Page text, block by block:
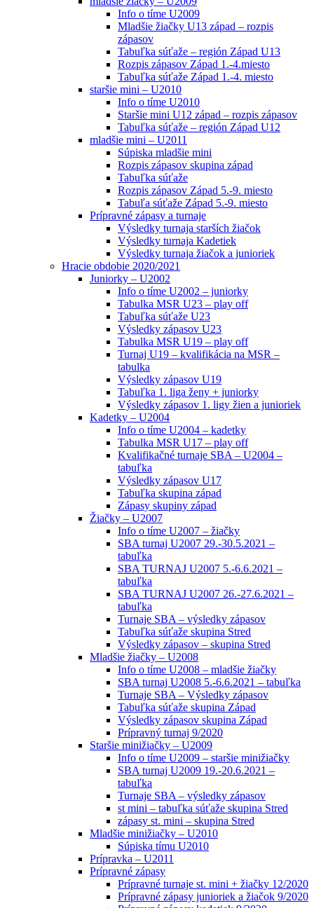
Info o tíme U2009
Mladšie žiačky U13 západ – rozpis
zápasov
Tabuľka súťaže – región Západ U13
Rozpis zápasov Západ 1.-4.miesto
Tabuľka súťaže Západ 1.-4. miesto
staršie mini – U2010
Info o tíme U2010
Staršie mini U12 západ – rozpis zápasov
Tabuľka súťaže – región Západ U12
mladšie mini – U2011
Súpiska mladšie mini
Rozpis zápasov skupina západ
Tabuľka súťaže
Rozpis zápasov Západ 5.-9. miesto
Tabuľa súťaže Západ 5.-9. miesto
Prípravné zápasy a turnaje
Výsledky turnaja starších žiačok
Výsledky turnaja Kadetiek
Výsledky turnaja žiačok a junioriek
Hracie obdobie 2020/2021
Juniorky – U2002
Info o tíme U2002 – juniorky
Tabulka MSR U23 – play off
Tabuľka súťaže U23
Výsledky zápasov U23
Tabulka MSR U19 – play off
Turnaj U19 – kvalifikácia na MSR –
tabulka
Výsledky zápasov U19
Tabuľka 1. liga ženy + juniorky
Výsledky zápasov 1. ligy žien a junioriek
Kadetky – U2004
Info o tíme U2004 – kadetky
Tabulka MSR U17 – play off
Kvalifikačné turnaje SBA – U2004 –
tabuľka
Výsledky zápasov U17
Tabuľka skupina západ
Zápasy skupiny západ
Žiačky – U2007
Info o tíme U2007 – žiačky
SBA turnaj U2007 29.-30.5.2021 –
tabuľka
SBA TURNAJ U2007 5.-6.6.2021 –
tabuľka
SBA TURNAJ U2007 26.-27.6.2021 –
tabuľka
Turnaje SBA – výsledky zápasov
Tabuľka súťaže skupina Stred
Výsledky zápasov – skupina Stred
Mladšie žiačky – U2008
Info o tíme U2008 – mladšie žiačky
SBA turnaj U2008 5.-6.6.2021 – tabuľka
Turnaje SBA – Výsledky zápasov
Tabuľka súťaže skupina Západ
Výsledky zápasov skupina Západ
Prípravný turnaj 9/2020
Staršie minižiačky – U2009
Info o tíme U2009 – staršie minižiačky
SBA turnaj U2009 19.-20.6.2021 –
tabuľka
Turnaje SBA – výsledky zápasov
st mini – tabuľka súťaže skupina Stred
zápasy st. mini – skupina Stred
Mladšie minižiačky – U2010
Súpiska tímu U2010
Prípravka – U2011
Prípravné zápasy
Prípravné turnaje st. mini + žiačky 12/2020
Prípravné zápasy junioriek a žiačok 9/2020